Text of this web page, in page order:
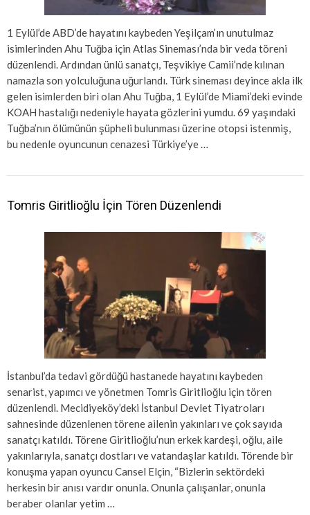
1 Eylül’de ABD’de hayatını kaybeden Yeşilçam’ın unutulmaz
isimlerinden Ahu Tuğba için Atlas Sineması’nda bir veda töreni
düzenlendi. Ardından ünlü sanatçı, Teşvikiye Camii’nde kılınan
namazla son yolculuğuna uğurlandı. Türk sineması deyince akla ilk
gelen isimlerden biri olan Ahu Tuğba, 1 Eylül’de Miami’deki evinde
KOAH hastalığı nedeniyle hayata gözlerini yumdu. 69 yaşındaki
Tuğba’nın ölümünün şüpheli bulunması üzerine otopsi istenmiş,
bu nedenle oyuncunun cenazesi Türkiye’ye …
Tomris Giritlioğlu İçin Tören Düzenlendi
İstanbul’da tedavi gördüğü hastanede hayatını kaybeden
senarist, yapımcı ve yönetmen Tomris Giritlioğlu için tören
düzenlendi. Mecidiyeköy’deki İstanbul Devlet Tiyatroları
sahnesinde düzenlenen törene ailenin yakınları ve çok sayıda
sanatçı katıldı. Törene Giritlioğlu’nun erkek kardeşi, oğlu, aile
yakınlarıyla, sanatçı dostları ve vatandaşlar katıldı. Törende bir
konuşma yapan oyuncu Cansel Elçin, “Bizlerin sektördeki
herkesin bir anısı vardır onunla. Onunla çalışanlar, onunla
beraber olanlar yetim …